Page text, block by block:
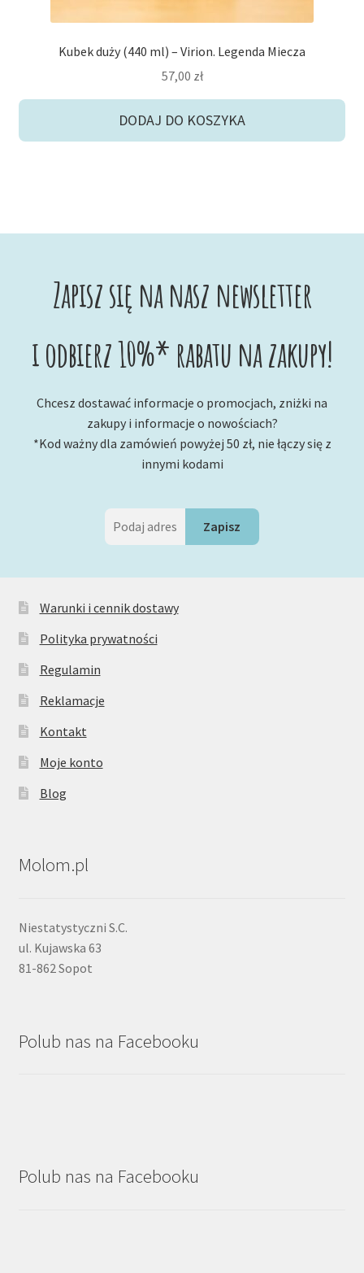
Kubek duży (440 ml) – Virion. Legenda Miecza
57,00 zł
DODAJ DO KOSZYKA
Zapisz się na nasz newsletter
i odbierz 10%* rabatu na zakupy!
Chcesz dostawać informacje o promocjach, zniżki na
zakupy i informacje o nowościach?
*Kod ważny dla zamówień powyżej 50 zł, nie łączy się z
innymi kodami
Warunki i cennik dostawy
Polityka prywatności
Regulamin
Reklamacje
Kontakt
Moje konto
Blog
Molom.pl
Niestatystyczni S.C.
ul. Kujawska 63
81-862 Sopot
Polub nas na Facebooku
Polub nas na Facebooku